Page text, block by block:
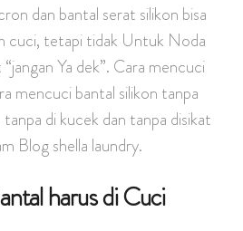
dan bantal serat silikon bisa
cuci, tetapi tidak Untuk Noda
Ya dek”. Cara mencuci
mencuci bantal silikon tanpa
di kucek dan tanpa disikat
Blog shella laundry.
harus di Cuci